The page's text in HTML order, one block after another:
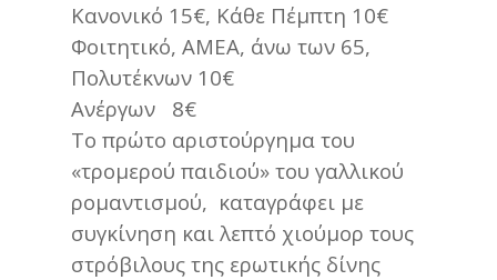
Κανονικό 15€, Κάθε Πέμπτη 10€
Φοιτητικό, AMEA, άνω των 65,
Πολυτέκνων 10€
Ανέργων 8€
Το πρώτο αριστούργημα του
«τρομερού παιδιού» του γαλλικού
ρομαντισμού, καταγράφει με
συγκίνηση και λεπτό χιούμορ τους
στρόβιλους της ερωτικής δίνης